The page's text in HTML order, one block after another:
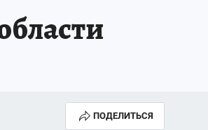
ПОДЕЛИТЬСЯ